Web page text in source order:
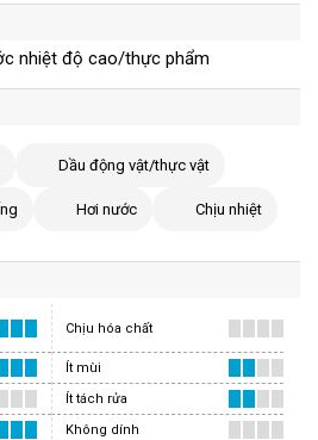
nhiệt độ cao/thực phẩm
Dầu động vật/thực vật
Hơi nước Chịu nhiệt
Chịu hóa chất
Ít mùi
Ít tách rửa
Không dính